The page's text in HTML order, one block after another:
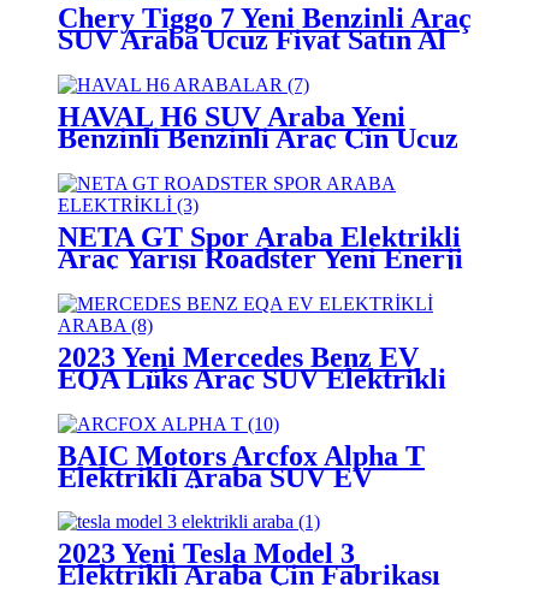
Chery Tiggo 7 Yeni Benzinli Araç
SUV Araba Ucuz Fiyat Satın Al
HAVAL H6 SUV Araba Yeni
Benzinli Benzinli Araç Çin Ucuz
Fiyat Otomobil 2023 Satın Al
NETA GT Spor Araba Elektrikli
Araç Yarışı Roadster Yeni Enerji
Otomobil Çin
2023 Yeni Mercedes Benz EV
EQA Lüks Araç SUV Elektrikli
Araba İhracat İçin Ucuz Fiyat
Çin
BAIC Motors Arcfox Alpha T
Elektrikli Araba SUV EV
Otomobil Üreticileri Fiyat Çin
Satılık
2023 Yeni Tesla Model 3
Elektrikli Araba Çin Fabrikası